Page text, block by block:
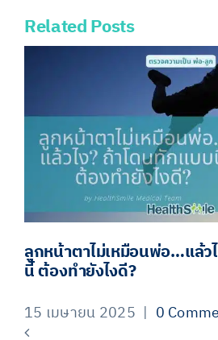
Facebook
X
LinkedIn
Email
Related Posts
ลูกหน้าตาไม่เหมือนพ่อ…แล้ว
นี้ ต้องทำยังไงดี?
15 เมษายน 2025 | 0